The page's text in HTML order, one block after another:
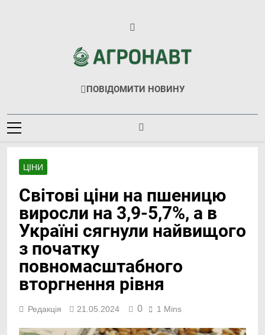
Агронавт
Новини Українського Агробізнесу
ПОВІДОМИТИ НОВИНУ
ЦІНИ
Світові ціни на пшеницю
виросли на 3,9-5,7%, а в
Україні сягнули найвищого
з початку
повномасштабного
вторгнення рівня
Редакція 21.05.2024 0 1 Mins